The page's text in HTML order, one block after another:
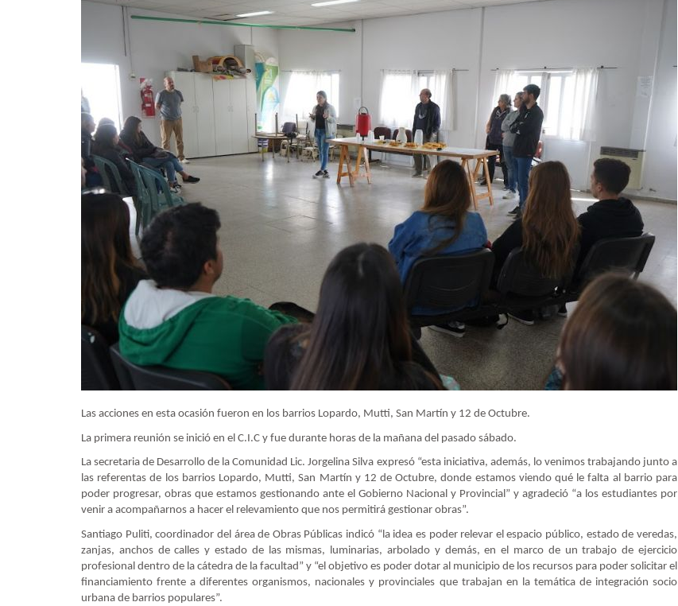
Las acciones en esta ocasión fueron en los barrios Lopardo, Mutti, San Martín y 12 de Octubre.
La primera reunión se inició en el C.I.C y fue durante horas de la mañana del pasado sábado.
La secretaria de Desarrollo de la Comunidad Lic. Jorgelina Silva expresó “esta iniciativa, además, lo venimos trabajando junto a
las referentas de los barrios Lopardo, Mutti, San Martín y 12 de Octubre, donde estamos viendo qué le falta al barrio para
poder progresar, obras que estamos gestionando ante el Gobierno Nacional y Provincial” y agradeció “a los estudiantes por
venir a acompañarnos a hacer el relevamiento que nos permitirá gestionar obras”.
Santiago Puliti, coordinador del área de Obras Públicas indicó “la idea es poder relevar el espacio público, estado de veredas,
zanjas, anchos de calles y estado de las mismas, luminarias, arbolado y demás, en el marco de un trabajo de ejercicio
profesional dentro de la cátedra de la facultad” y “el objetivo es poder dotar al municipio de los recursos para poder solicitar el
financiamiento frente a diferentes organismos, nacionales y provinciales que trabajan en la temática de integración socio
urbana de barrios populares”.